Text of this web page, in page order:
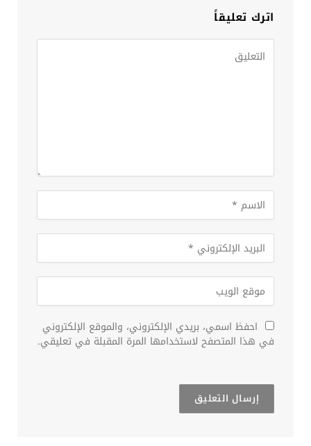
اترك تعليقاً
احفظ اسمي، بريدي الإلكتروني، والموقع الإلكتروني
في هذا المتصفح لاستخدامها المرة المقبلة في تعليقي.